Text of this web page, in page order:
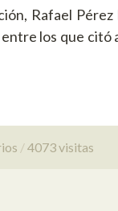
Rafael
los que citó
4073 visitas